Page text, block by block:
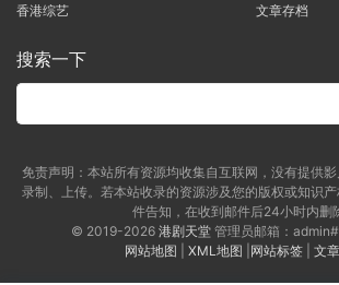
香港综艺
文章存档
搜索一下
免责声明：本站所有资源均收集自互联网，没有提供
录制、上传。若本站收录的资源涉及您的版权或知识
件告知，在收到邮件后24小时内删
© 2019-2026 港剧天堂管理员邮箱：
网站地图
XML地图 网站标签| 文